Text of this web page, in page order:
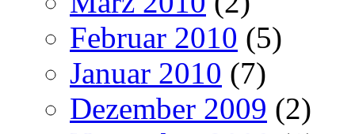
Februar 2010 (5)
Januar 2010 (7)
Dezember 2009 (2)